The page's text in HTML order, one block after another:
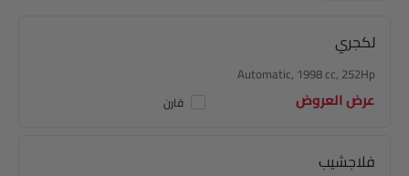
لكجري
Automatic, 1998 cc, 252Hp
عرض العروض قارن
فلاجشيب